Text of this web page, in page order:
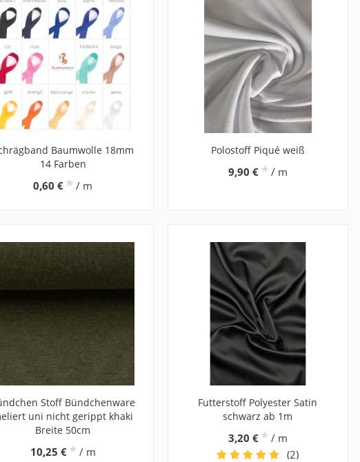
Baumwolle 18mm
14 Farben
0,60 € * / m
Polostoff Piqué weiß
9,90 € * / m
Stoff Bündchenware
uni nicht gerippt khaki
Breite 50cm
10,25 € * / m
Futterstoff Polyester Satin
schwarz ab 1m
3,20 € * / m
(2)